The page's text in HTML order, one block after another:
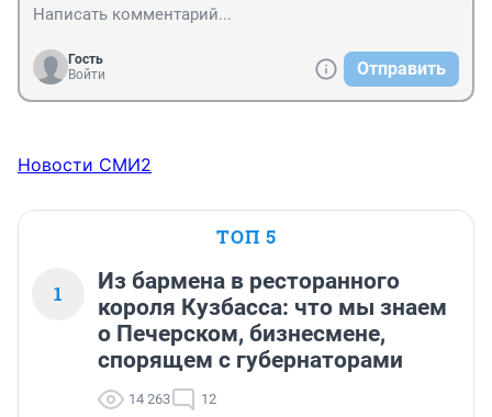
Гость
Войти
Отправить
Новости СМИ2
ТОП 5
1
Из бармена в ресторанного
короля Кузбасса: что мы знаем
о Печерском, бизнесмене,
спорящем с губернаторами
14 263 12